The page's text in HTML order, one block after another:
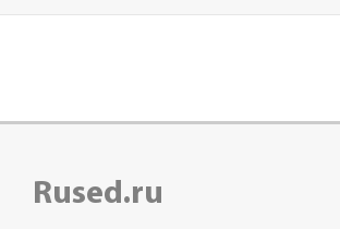
Rused.ru